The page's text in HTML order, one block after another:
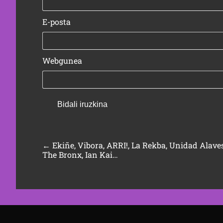
E-posta
Webgunea
←Ekiñe, Vibora, ARRI!, La Rekba, Unidad
The Bronx, Ian Kai…